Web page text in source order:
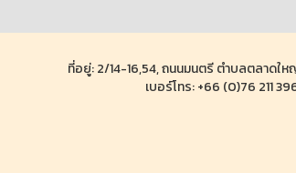
ที่อยู่: 2/14-16,54, ถนนมนตรี ตำบลตลาดใ
เบอร์โทร: +66 (0)76 211